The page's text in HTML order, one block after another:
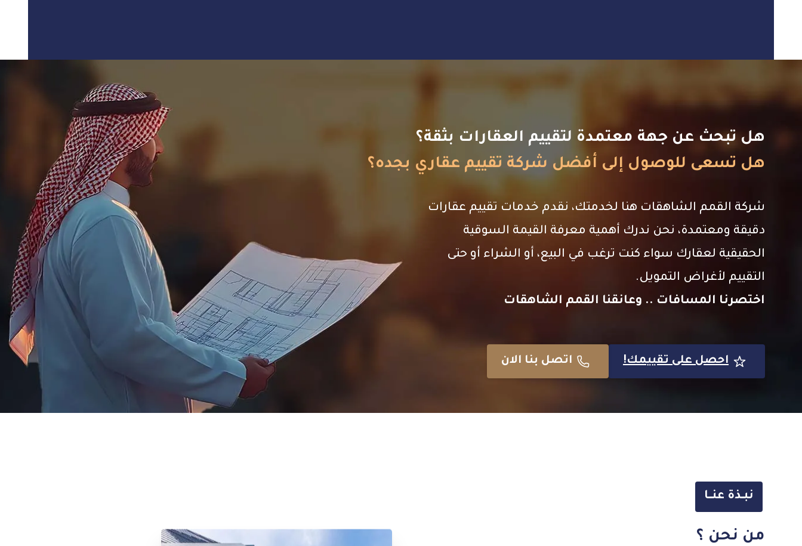
هل تبحث عن جهة معتمدة لتقييم العقارات بثقة؟
هل تسعى للوصول إلى أفضل شركة تقييم عقاري بجده؟
شركة القمم الشاهقات هنا لخدمتك، نقدم خدمات تقييم عقارات
دقيقة ومعتمدة، نحن ندرك أهمية معرفة القيمة السوقية
الحقيقية لعقارك سواء كنت ترغب في البيع، أو الشراء أو حتى
التقييم لأغراض التمويل.
اختصرنا المسافات .. وعانقنا القمم الشاهقات
احصل على تقييمك! اتصل بنا الان
نبــذة عنـــا
من نحن ؟